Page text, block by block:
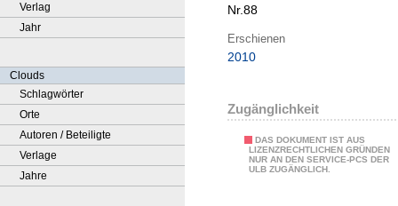
Verlag
Jahr
Clouds
Schlagwörter
Orte
Autoren / Beteiligte
Verlage
Jahre
Nr.88
Erschienen
2010
Zugänglichkeit
DAS DOKUMENT IST AUS
LIZENZRECHTLICHEN GRÜNDEN
NUR AN DEN SERVICE-PCS DER
ULB ZUGÄNGLICH.